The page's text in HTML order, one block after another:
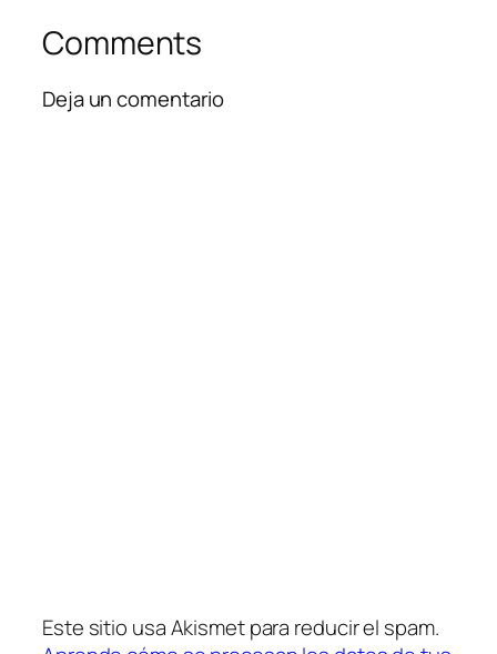
Comments
Deja un comentario
Este sitio usa Akismet para reducir el spam.